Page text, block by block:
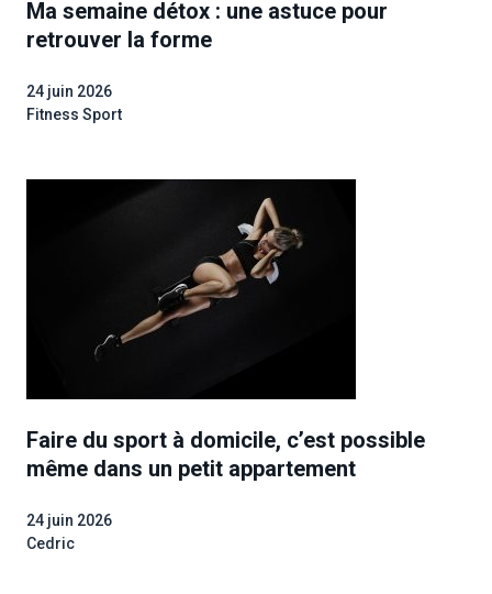
Ma semaine détox : une astuce pour
retrouver la forme
24 juin 2026
Fitness Sport
Faire du sport à domicile, c’est possible
même dans un petit appartement
24 juin 2026
Cedric